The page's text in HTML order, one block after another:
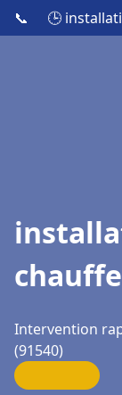
📞 🕒
Intervention
(91540)